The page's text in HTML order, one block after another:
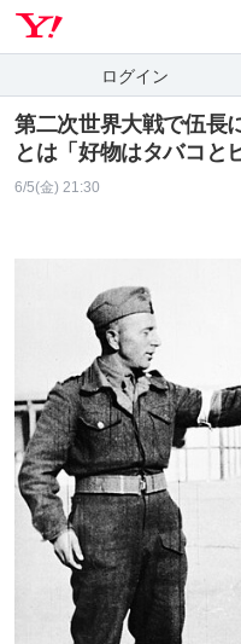
ログイン
第二次世界大戦で伍長
とは「好物はタバコと
6/5(金) 21:30